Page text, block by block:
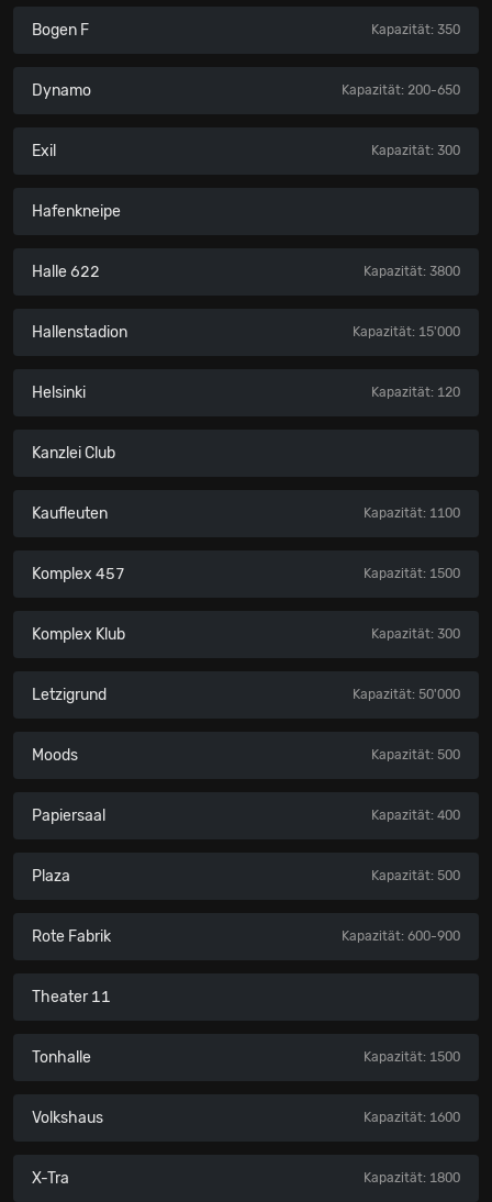
Bogen F Kapazität: 350
Dynamo Kapazität: 200-650
Exil Kapazität: 300
Hafenkneipe
Halle 622 Kapazität: 3800
Hallenstadion Kapazität: 15'000
Helsinki Kapazität: 120
Kanzlei Club
Kaufleuten Kapazität: 1100
Komplex 457 Kapazität: 1500
Komplex Klub Kapazität: 300
Letzigrund Kapazität: 50'000
Moods Kapazität: 500
Papiersaal Kapazität: 400
Plaza Kapazität: 500
Rote Fabrik Kapazität: 600-900
Theater 11
Tonhalle Kapazität: 1500
Volkshaus Kapazität: 1600
X-Tra Kapazität: 1800